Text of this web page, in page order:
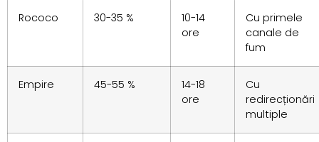
Rococo 30-35 %
10-14
ore
Cu primele
canale de
fum
Empire 45-55 %
14-18
ore
Cu
redirecționări
multiple